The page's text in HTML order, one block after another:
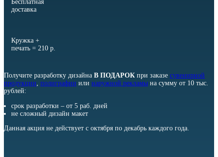
Бесплатная
доставка
Кружка +
печать = 210 р.
Получите разработку дизайна В ПОДАРОК при заказе сувенирной
продукции, полиграфии или наружной рекламы на сумму от 10 тыс.
рублей:
срок разработки – от 5 раб. дней
не сложный дизайн макет
Данная акция не действует с октября по декабрь каждого года.